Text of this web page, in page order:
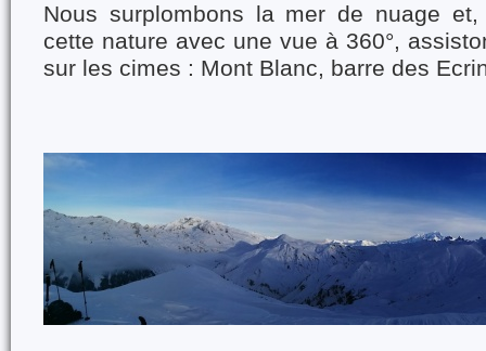
Nous surplombons la mer de nuage
cette nature avec une vue à 360°,
sur les cimes : Mont Blanc, barre des